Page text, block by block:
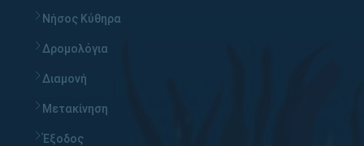
Νήσος Κύθηρα
Δρομολόγια
Διαμονή
Μετακίνηση
Έξοδος